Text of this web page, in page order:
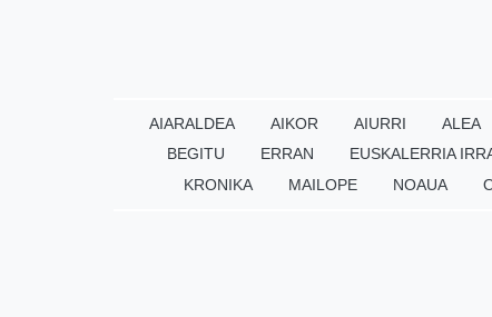
AIARALDEA AIKOR AIURRI ALEA
BEGITU
ERRAN EUSKALERRIA
KRONIKA
MAILOPE NOAUA